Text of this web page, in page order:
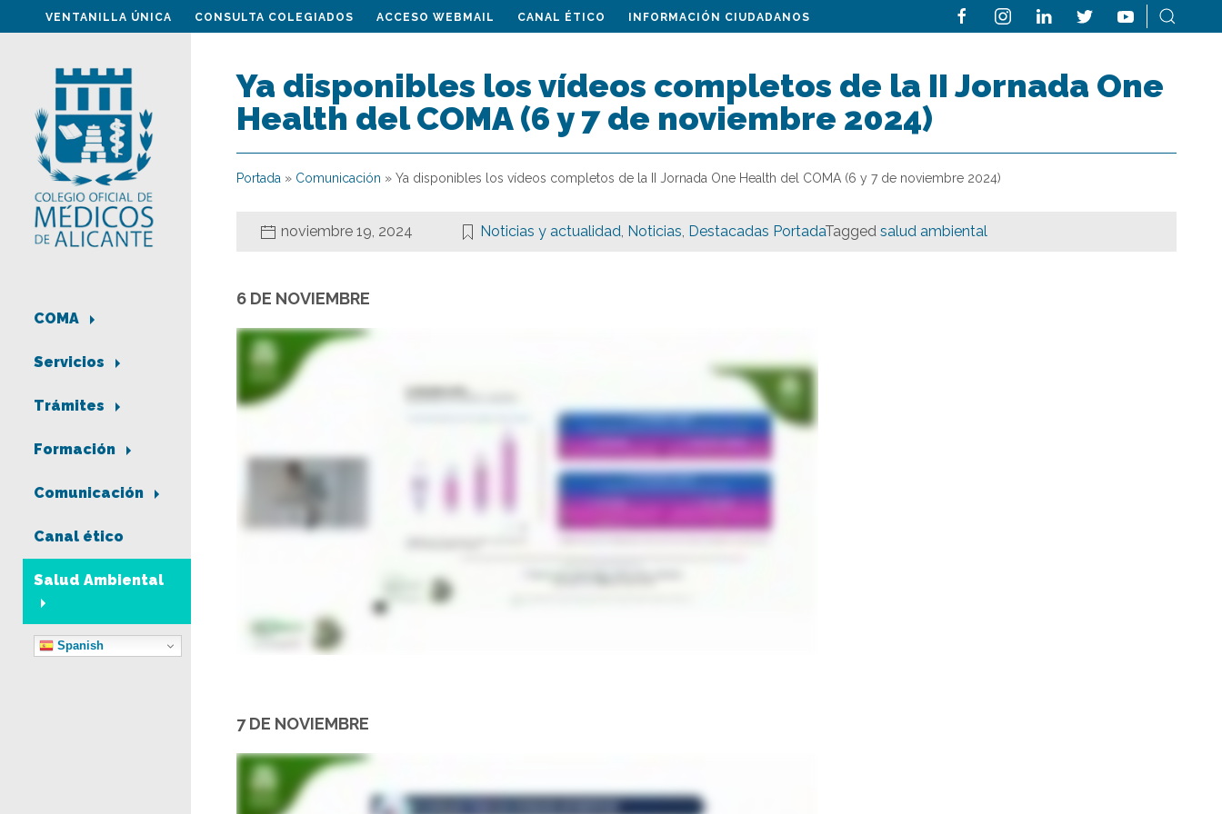
VENTANILLA ÚNICA CONSULTA COLEGIADOS ACCESO WEBMAIL CANAL ÉTICO INFORMACIÓN CIUDADANOS
COMA
Servicios
Trámites
Formación
Comunicación
Canal ético
Salud Ambiental
Spanish
Ya disponibles los vídeos completos de la II Jornada One
Health del COMA (6 y 7 de noviembre 2024)
Portada » Comunicación » Ya disponibles los vídeos completos de la II Jornada One Health del COMA (6 y 7 de noviembre 2024)
noviembre 19, 2024 Noticias y actualidad, Noticias, Destacadas PortadaTagged salud ambiental
6 DE NOVIEMBRE
7 DE NOVIEMBRE